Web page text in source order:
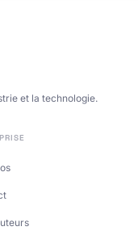
et la technologie.